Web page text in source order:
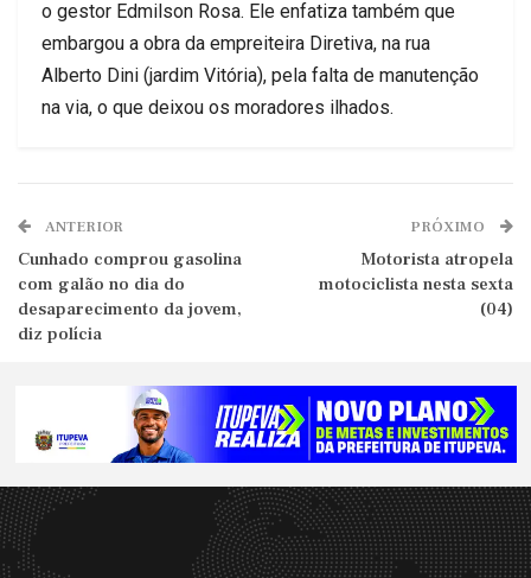
o gestor Edmilson Rosa. Ele enfatiza também que
embargou a obra da empreiteira Diretiva, na rua
Alberto Dini (jardim Vitória), pela falta de manutenção
na via, o que deixou os moradores ilhados.
ANTERIOR
Cunhado comprou gasolina
com galão no dia do
desaparecimento da jovem,
diz polícia
PRÓXIMO
Motorista atropela
motociclista nesta sexta
(04)